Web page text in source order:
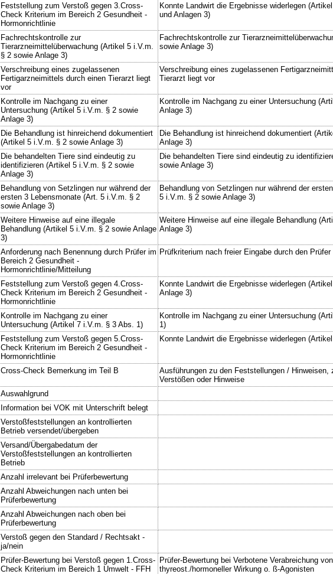
Feststellung zum Verstoß gegen 3.Cross-
Check Kriterium im Bereich 2 Gesundheit -
Hormonrichtlinie
Konnte Landwirt die Ergebnisse widerlegen
und Anlagen 3)
Fachrechtskontrolle zur
Tierarzneimittelüberwachung (Artikel 5 i.V.m.
§ 2 sowie Anlage 3)
Fachrechtskontrolle zur
sowie Anlage 3)
Verschreibung eines zugelassenen
Fertigarzneimittels durch einen Tierarzt liegt
vor
Verschreibung eines zugelassenen
Tierarzt liegt vor
Kontrolle im Nachgang zu einer
Untersuchung (Artikel 5 i.V.m. § 2 sowie
Anlage 3)
Kontrolle im Nachgang zu einer Untersuchung
Anlage 3)
Die Behandlung ist hinreichend dokumentiert
(Artikel 5 i.V.m. § 2 sowie Anlage 3)
Die Behandlung ist hinreichend dokumentiert
Anlage 3)
Die behandelten Tiere sind eindeutig zu
identifizieren (Artikel 5 i.V.m. § 2 sowie
Anlage 3)
Die behandelten Tiere sind eindeutig zu
sowie Anlage 3)
Behandlung von Setzlingen nur während der
ersten 3 Lebensmonate (Art. 5 i.V.m. § 2
sowie Anlage 3)
Behandlung von Setzlingen nur während der
5 i.V.m. § 2 sowie Anlage 3)
Weitere Hinweise auf eine illegale
Behandlung (Artikel 5 i.V.m. § 2 sowie Anlage
3)
Weitere Hinweise auf eine illegale Behandlung
Anlage 3)
Anforderung nach Benennung durch Prüfer im
Bereich 2 Gesundheit -
Hormonrichtlinie/Mitteilung
Prüfkriterium nach freier Eingabe durch den Prüfer
Feststellung zum Verstoß gegen 4.Cross-
Check Kriterium im Bereich 2 Gesundheit -
Hormonrichtlinie
Konnte Landwirt die Ergebnisse widerlegen
Anlage 3)
Kontrolle im Nachgang zu einer
Untersuchung (Artikel 7 i.V.m. § 3 Abs. 1)
Kontrolle im Nachgang zu einer Untersuchung
1)
Feststellung zum Verstoß gegen 5.Cross-
Check Kriterium im Bereich 2 Gesundheit -
Hormonrichtlinie
Konnte Landwirt die Ergebnisse widerlegen
Cross-Check Bemerkung im Teil B
Ausführungen zu den Feststellungen / Hinweisen,
Verstößen oder Hinweise
Auswahlgrund
Information bei VOK mit Unterschrift belegt
Verstoßfeststellungen an kontrollierten
Betrieb versendet/übergeben
Versand/Übergabedatum der
Verstoßfeststellungen an kontrollierten
Betrieb
Anzahl irrelevant bei Prüferbewertung
Anzahl Abweichungen nach unten bei
Prüferbewertung
Anzahl Abweichungen nach oben bei
Prüferbewertung
Verstoß gegen den Standard / Rechtsakt -
ja/nein
Prüfer-Bewertung bei Verstoß gegen 1.Cross-
Check Kriterium im Bereich 1 Umwelt - FFH
Prüfer-Bewertung bei Verbotene Verabreichung
thyreost./hormoneller Wirkung o. ß-Agonisten